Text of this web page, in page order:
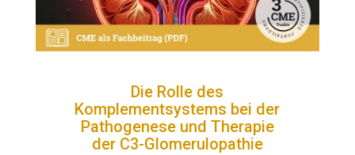
Die Rolle des
Komplementsystems bei der
Pathogenese und Therapie
der C3-Glomerulopathie